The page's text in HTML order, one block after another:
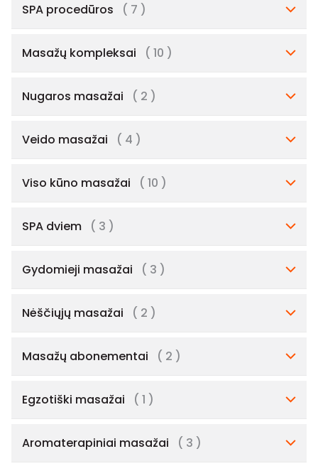
SPA procedūros ( 7 )
Masažų kompleksai ( 10 )
Nugaros masažai ( 2 )
Veido masažai ( 4 )
Viso kūno masažai ( 10 )
SPA dviem ( 3 )
Gydomieji masažai ( 3 )
Nėščiųjų masažai ( 2 )
Masažų abonementai ( 2 )
Egzotiški masažai ( 1 )
Aromaterapiniai masažai ( 3 )